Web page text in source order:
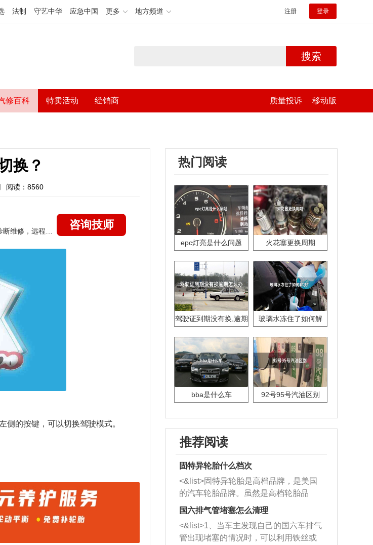
法制 守艺中华 应急中国 更多 地方频道 注册 登录
搜索
修百科 特卖活动 经销商 质量投诉 移动版
换？
阅读：8560
咨询技师
侧的按键，可以切换驾驶模式。
热门阅读
epc灯亮是什么问题 火花塞更换周期
驾驶证到期没有换,逾期
玻璃水冻住了如何解
bba是什么车 92号95号汽油区别
推荐阅读
固特异轮胎什么档次
<&list>固特异轮胎是高档品牌，是美国
的汽车轮胎品牌。虽然是高档轮胎品
牌，但是中高低端的轮胎都有生产，这
也是为了更好的开拓市场。
国六排气管堵塞怎么清理
<&list>1、当车主发现自己的国六车排气
管出现堵塞的情况时，可以利用铁丝或